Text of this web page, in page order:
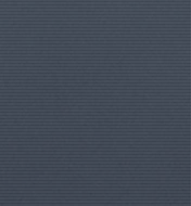
bouton AJOUTER
votre PANIER
total TvaC actuel
options.
OPTIONS
menu de
les